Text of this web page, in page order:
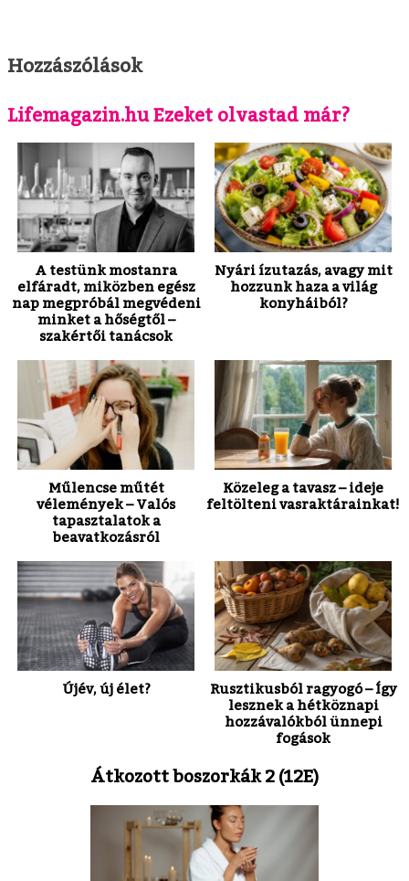
Hozzászólások
Lifemagazin.hu Ezeket olvastad már?
A testünk mostanra
elfáradt, miközben egész
nap megpróbál megvédeni
minket a hőségtől –
szakértői tanácsok
Nyári ízutazás, avagy mit
hozzunk haza a világ
konyháiból?
Műlencse műtét
vélemények – Valós
tapasztalatok a
beavatkozásról
Közeleg a tavasz – ideje
feltölteni vasraktárainkat!
Újév, új élet?
Rusztikusból ragyogó – Így
lesznek a hétköznapi
hozzávalókból ünnepi
fogások
Átkozott boszorkák 2 (12E)